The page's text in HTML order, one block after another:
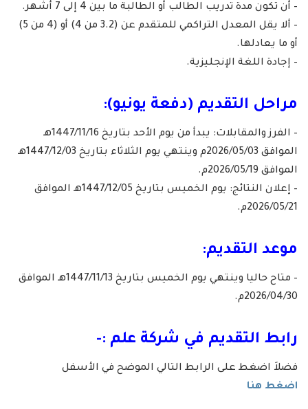
– أن تكون مدة تدريب الطالب أو الطالبة ما بين 4 إلى 7 أشهر.
– ألا يقل المعدل التراكمي للمتقدم عن (3.2 من 4) أو (4 من 5)
أو ما يعادلها.
– إجادة اللغة الإنجليزية.
مراحل التقديم (دفعة يونيو):
– الفرز والمقابلات: يبدأ من يوم الأحد بتاريخ 1447/11/16هـ
الموافق 2026/05/03م وينتهي يوم الثلاثاء بتاريخ 1447/12/03هـ
الموافق 2026/05/19م.
– إعلان النتائج: يوم الخميس بتاريخ 1447/12/05هـ الموافق
2026/05/21م.
موعد التقديم:
– متاح حاليا وينتهي يوم الخميس بتاريخ 1447/11/13هـ الموافق
2026/04/30م.
رابط التقديم في شركة علم :-
فضلاَ اضغط على الرابط التالي الموضح في الأسفل
اضغط هنا